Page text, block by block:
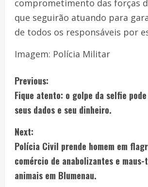
comprometimento das forças
que seguirão atuando para
de todos os responsáveis por
Imagem: Polícia Militar
Previous:
Fique atento: o golpe da selfie
seus dados e seu dinheiro.
Next:
Polícia Civil prende homem em
comércio de anabolizantes e
animais em Blumenau.